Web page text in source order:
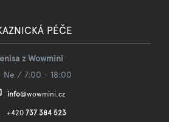
PÉČE
z Wowmini
Ne / 7:00 - 18:00
info@wowmini.cz
+420 737 384 523